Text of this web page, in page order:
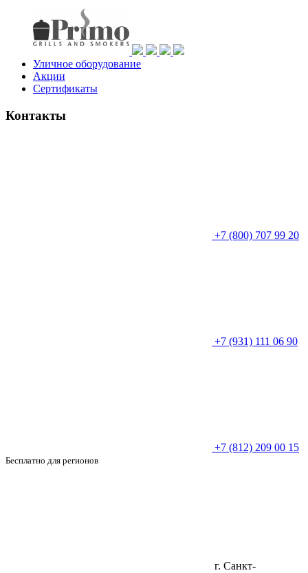
Уличное оборудование
Акции
Сертификаты
Контакты
+7 (800) 707 99 20
+7 (931) 111 06 90
+7 (812) 209 00 15
Бесплатно для регионов
г. Санкт-